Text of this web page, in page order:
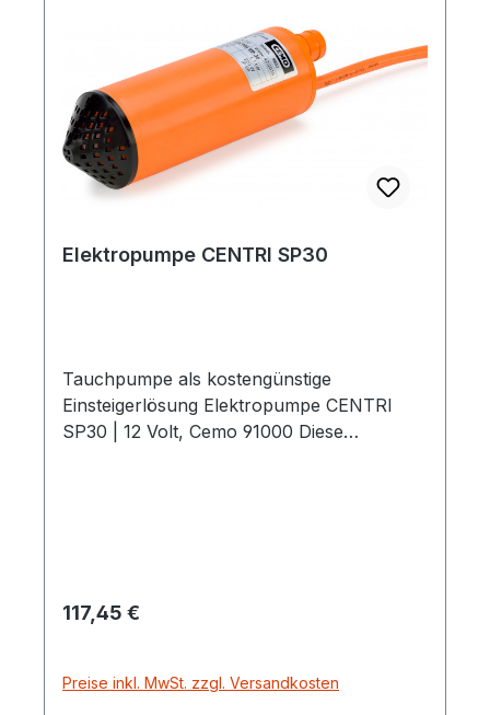
Elektropumpe CENTRI SP30
Tauchpumpe als kostengünstige
Einsteigerlösung Elektropumpe CENTRI
SP30 | 12 Volt, Cemo 91000 Diese
der Bauweise. Einsatzmöglichkeiten für
weitere Eigenschaften: Volumenstrom ca.
Regulärer Preis:
117,45 €
Preise inkl. MwSt. zzgl. Versandkosten